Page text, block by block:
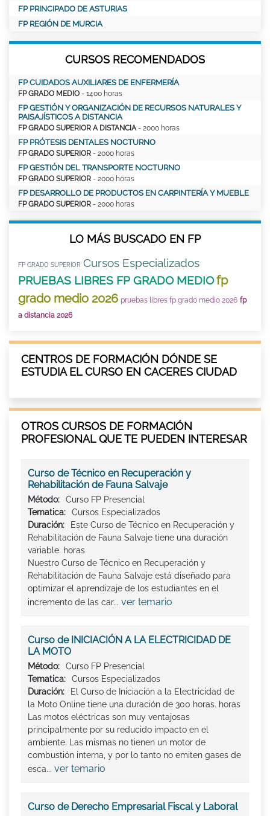
FP PRINCIPADO DE ASTURIAS
FP REGIÓN DE MURCIA
CURSOS RECOMENDADOS
FP CUIDADOS AUXILIARES DE ENFERMERÍA
FP GRADO MEDIO - 1400 horas
FP GESTIÓN Y ORGANIZACIÓN DE RECURSOS NATURALES Y
PAISAJÍSTICOS A DISTANCIA
FP GRADO SUPERIOR A DISTANCIA- 2000 horas
FP PRÓTESIS DENTALES NOCTURNO
FP GRADO SUPERIOR - 2000 horas
FP GESTIÓN DEL TRANSPORTE NOCTURNO
FP GRADO SUPERIOR - 2000 horas
FP DESARROLLO DE PRODUCTOS EN CARPINTERÍA Y MUEBLE
FP GRADO SUPERIOR - 2000 horas
LO MÁS BUSCADO EN FP
FP GRADO SUPERIOR Cursos Especializados
PRUEBAS LIBRES FP GRADO MEDIOfp
grado medio 2026 pruebas libres fp grado medio 2026 fp
a distancia 2026
CENTROS DE FORMACIÓN DÓNDE SE
ESTUDIA EL CURSO EN CACERES CIUDAD
OTROS CURSOS DE FORMACIÓN
PROFESIONAL QUE TE PUEDEN INTERESAR
Curso de Técnico en Recuperación y
Rehabilitación de Fauna Salvaje
Método:
Curso FP Presencial
Tematica:
Cursos Especializados
Duración:
Este Curso de Técnico en Recuperación y
Rehabilitación de Fauna Salvaje tiene una duración
variable. horas
Nuestro Curso de Técnico en Recuperación y
Rehabilitación de Fauna Salvaje está diseñado para
optimizar el aprendizaje de los estudiantes en el
incremento de las car... ver temario
Curso de INICIACIÓN A LA ELECTRICIDAD DE
LA MOTO
Método:
Curso FP Presencial
Tematica:
Cursos Especializados
Duración:
El Curso de Iniciación a la Electricidad de
la Moto Online tiene una duración de 300 horas. horas
Las motos eléctricas son muy ventajosas
principalmente por su reducido impacto en el
ambiente. Las mismas no tienen un motor de
combustión interna, y por lo tanto no emiten gases de
esca... ver temario
Curso de Derecho Empresarial Fiscal y Laboral